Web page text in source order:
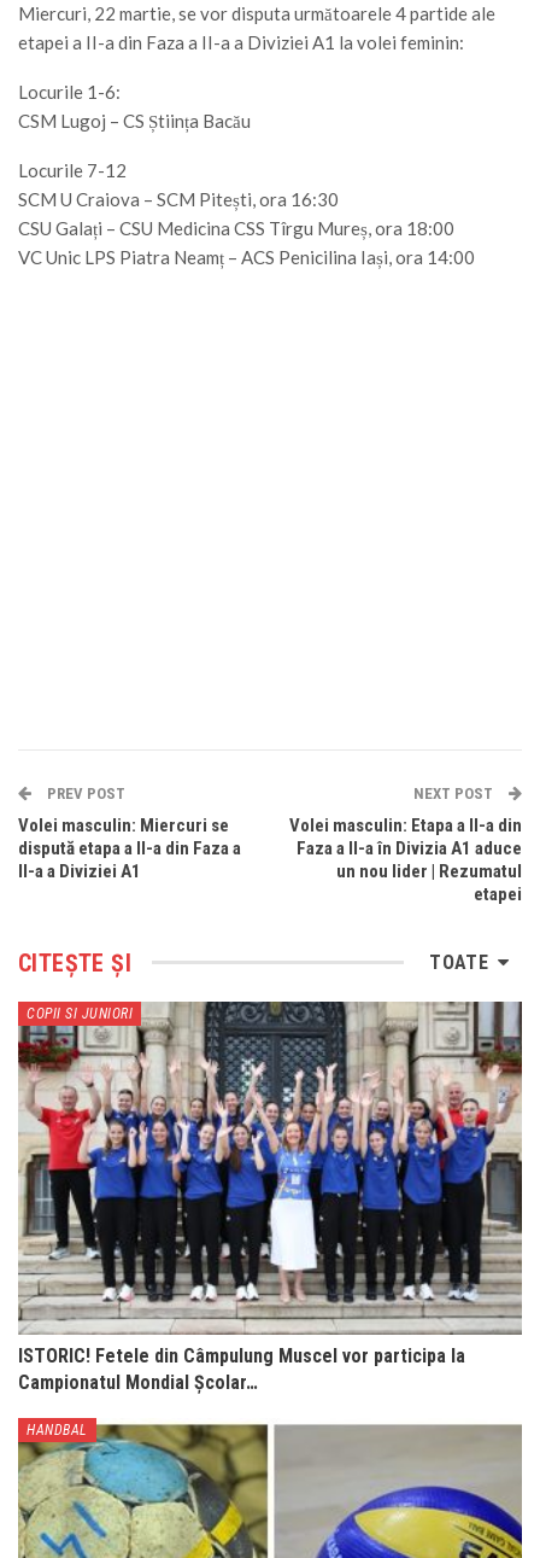
Miercuri, 22 martie, se vor disputa următoarele 4 partide ale
etapei a II-a din Faza a II-a a Diviziei A1 la volei feminin:
Locurile 1-6:
CSM Lugoj – CS Știința Bacău
Locurile 7-12
SCM U Craiova – SCM Pitești, ora 16:30
CSU Galați – CSU Medicina CSS Tîrgu Mureș, ora 18:00
VC Unic LPS Piatra Neamț – ACS Penicilina Iași, ora 14:00
PREV POST
Volei masculin: Miercuri se
dispută etapa a II-a din Faza a
II-a a Diviziei A1
NEXT POST
Volei masculin: Etapa a II-a din
Faza a II-a în Divizia A1 aduce
un nou lider | Rezumatul
etapei
TOATE
CITEȘTE ȘI
COPII SI JUNIORI
ISTORIC! Fetele din Câmpulung Muscel vor participa la
Campionatul Mondial Școlar…
HANDBAL